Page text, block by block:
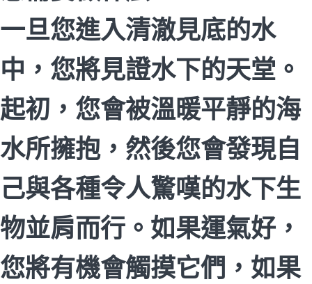
一旦您進入清澈見底的水
中，您將見證水下的天堂。
起初，您會被溫暖平靜的海
水所擁抱，然後您會發現自
己與各種令人驚嘆的水下生
物並肩而行。如果運氣好，
您將有機會觸摸它們，如果